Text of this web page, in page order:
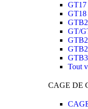
GT17
GT18
GT/
Tout
CAGE DE